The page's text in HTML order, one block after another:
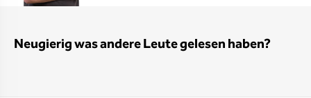
Neugierig was andere Leute gelesen haben?